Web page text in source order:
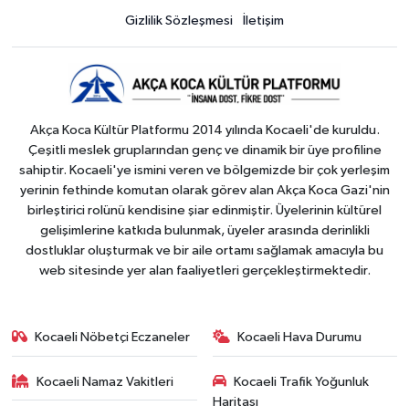
Gizlilik Sözleşmesi İletişim
Akça Koca Kültür Platformu 2014 yılında Kocaeli'de kuruldu.
Çeşitli meslek gruplarından genç ve dinamik bir üye profiline
sahiptir. Kocaeli'ye ismini veren ve bölgemizde bir çok yerleşim
yerinin fethinde komutan olarak görev alan Akça Koca Gazi'nin
birleştirici rolünü kendisine şiar edinmiştir. Üyelerinin kültürel
gelişimlerine katkıda bulunmak, üyeler arasında derinlikli
dostluklar oluşturmak ve bir aile ortamı sağlamak amacıyla bu
web sitesinde yer alan faaliyetleri gerçekleştirmektedir.
Kocaeli Nöbetçi Eczaneler Kocaeli Hava Durumu
Kocaeli Namaz Vakitleri
Kocaeli Trafik Yoğunluk
Haritası